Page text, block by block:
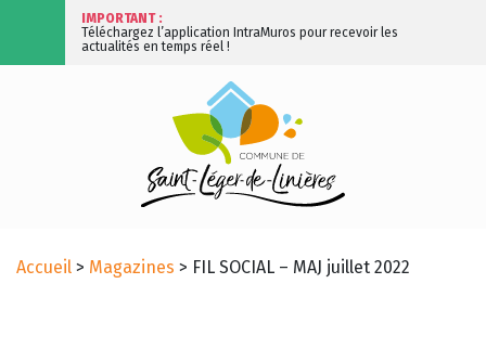
IMPORTANT :
Téléchargez l’application IntraMuros pour recevoir les
actualités en temps réel !
Accueil > Magazines > FIL SOCIAL – MAJ juillet 2022